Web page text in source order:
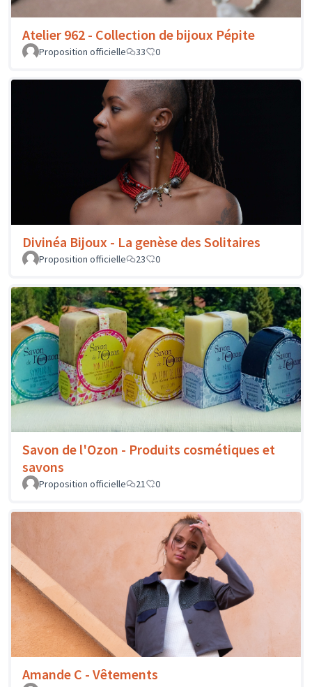
Atelier 962 - Collection de bijoux Pépite
Proposition officielle 33 0
Divinéa Bijoux - La genèse des Solitaires
Proposition officielle 23 0
Savon de l'Ozon - Produits cosmétiques et
savons
Proposition officielle 21 0
Amande C - Vêtements